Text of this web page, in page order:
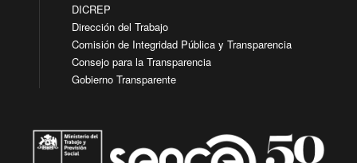
DICREP
Dirección del Trabajo
Comisión de Integridad Pública y Transparencia
Consejo para la Transparencia
Gobierno Transparente